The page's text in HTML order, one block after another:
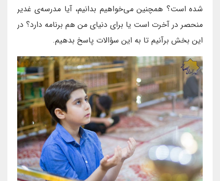
شده است؟ همچنین می‌خواهیم بدانیم، آیا مدرسه‌ی غدیر
منحصر در آخرت است یا برای دنیای من هم برنامه دارد؟ در
این بخش برآنیم تا به این سؤالات پاسخ بدهیم.